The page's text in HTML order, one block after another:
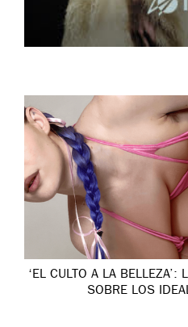
‘EL CULTO A LA BELLEZA’:
SOBRE LOS